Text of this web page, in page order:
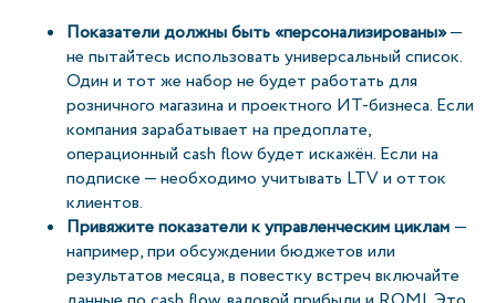
Показатели должны быть «персонализированы»—
не пытайтесь использовать универсальный список.
Один и тот же набор не будет работать для
розничного магазина и проектного ИТ-бизнеса. Если
компания зарабатывает на предоплате,
операционный cash flow будет искажён. Если на
подписке — необходимо учитывать LTV и отток
клиентов.
Привяжите показатели к управленческим циклам —
например, при обсуждении бюджетов или
результатов месяца, в повестку встреч включайте